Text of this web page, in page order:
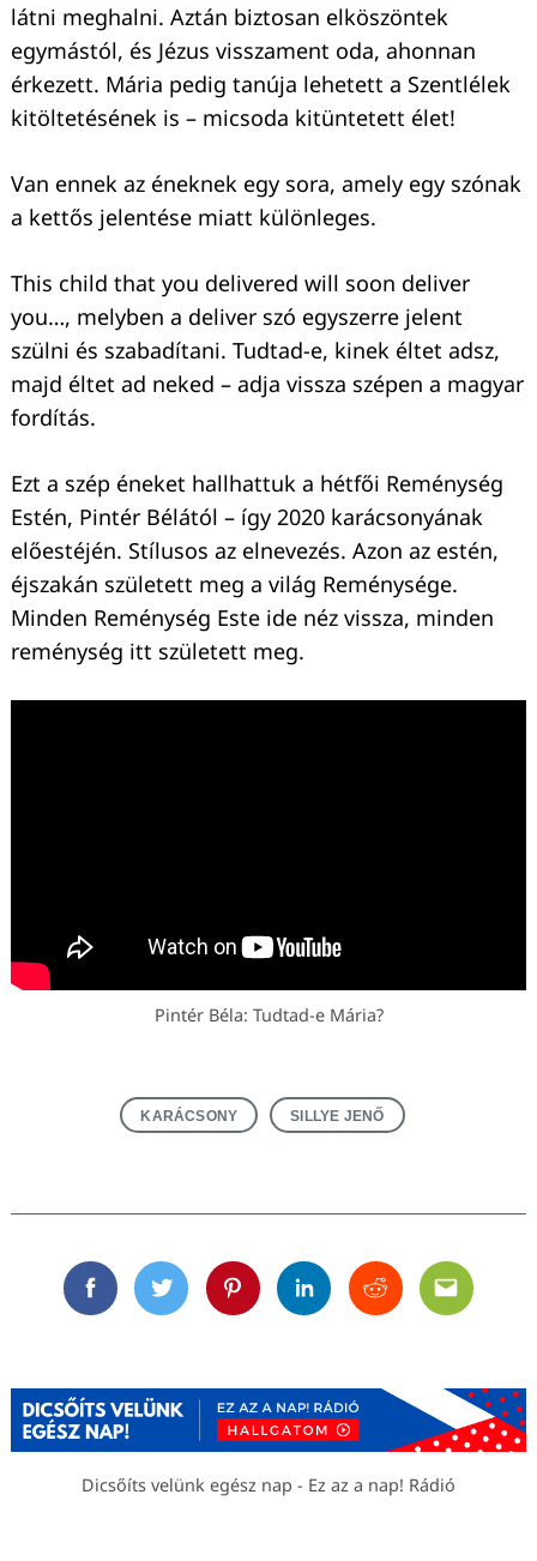
látni meghalni. Aztán biztosan elköszöntek
egymástól, és Jézus visszament oda, ahonnan
érkezett. Mária pedig tanúja lehetett a Szentlélek
kitöltetésének is – micsoda kitüntetett élet!
Van ennek az éneknek egy sora, amely egy szónak
a kettős jelentése miatt különleges.
This child that you delivered will soon deliver
you…, melyben a deliver szó egyszerre jelent
szülni és szabadítani. Tudtad-e, kinek éltet adsz,
majd éltet ad neked – adja vissza szépen a magyar
fordítás.
Ezt a szép éneket hallhattuk a hétfői Reménység
Estén, Pintér Bélától – így 2020 karácsonyának
előestéjén. Stílusos az elnevezés. Azon az estén,
éjszakán született meg a világ Reménysége.
Minden Reménység Este ide néz vissza, minden
reménység itt született meg.
Pintér Béla: Tudtad-e Mária?
KARÁCSONY SILLYE JENŐ
FacebookTwitterPinterestLinkedinRedditEmail
Dicsőíts velünk egész nap - Ez az a nap! Rádió